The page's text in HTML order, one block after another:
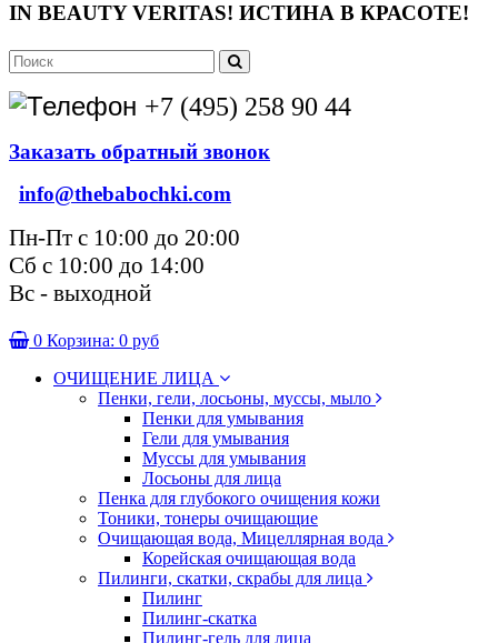
IN BEAUTY VERITAS! ИСТИНА В КРАСОТЕ!
+7 (495) 258 90 44
Заказать обратный звонок
info@thebabochki.com
Пн-Пт с 10:00 до 20:00
Сб с 10:00 до 14:00
Вс - выходной
0 Корзина: 0 руб
ОЧИЩЕНИЕ ЛИЦА
Пенки, гели, лосьоны, муссы, мыло
Пенки для умывания
Гели для умывания
Муссы для умывания
Лосьоны для лица
Пенка для глубокого очищения кожи
Тоники, тонеры очищающие
Очищающая вода, Мицеллярная вода
Корейская очищающая вода
Пилинги, скатки, скрабы для лица
Пилинг
Пилинг-скатка
Пилинг-гель для лица